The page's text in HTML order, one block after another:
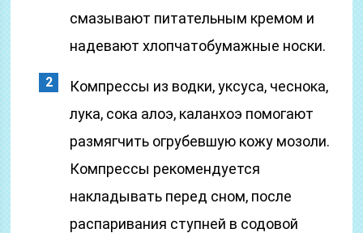
смазывают питательным кремом и
надевают хлопчатобумажные носки.
Компрессы из водки, уксуса, чеснока,
лука, сока алоэ, каланхоэ помогают
размягчить огрубевшую кожу мозоли.
Компрессы рекомендуется
накладывать перед сном, после
распаривания ступней в содовой